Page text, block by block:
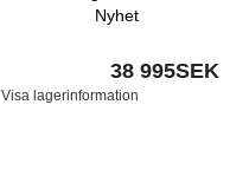
Nyhet
38 995SEK
Visa lagerinformation